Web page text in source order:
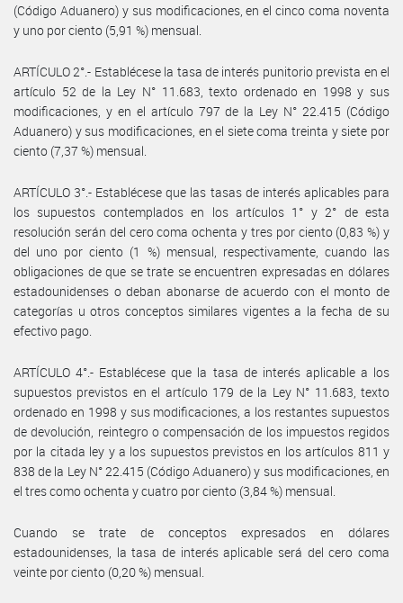
(Código Aduanero) y sus modificaciones, en el cinco coma noventa
y uno por ciento (5,91 %) mensual.
ARTÍCULO 2°.- Establécese la tasa de interés punitorio prevista en el
artículo 52 de la Ley N° 11.683, texto ordenado en 1998 y sus
modificaciones, y en el artículo 797 de la Ley N° 22.415 (Código
Aduanero) y sus modificaciones, en el siete coma treinta y siete por
ciento (7,37 %) mensual.
ARTÍCULO 3°.- Establécese que las tasas de interés aplicables para
los supuestos contemplados en los artículos 1° y 2° de esta
resolución serán del cero coma ochenta y tres por ciento (0,83 %) y
del uno por ciento (1 %) mensual, respectivamente, cuando las
obligaciones de que se trate se encuentren expresadas en dólares
estadounidenses o deban abonarse de acuerdo con el monto de
categorías u otros conceptos similares vigentes a la fecha de su
efectivo pago.
ARTÍCULO 4°.- Establécese que la tasa de interés aplicable a los
supuestos previstos en el artículo 179 de la Ley N° 11.683, texto
ordenado en 1998 y sus modificaciones, a los restantes supuestos
de devolución, reintegro o compensación de los impuestos regidos
por la citada ley y a los supuestos previstos en los artículos 811 y
838 de la Ley N° 22.415 (Código Aduanero) y sus modificaciones, en
el tres como ochenta y cuatro por ciento (3,84 %) mensual.
Cuando se trate de conceptos expresados en dólares
estadounidenses, la tasa de interés aplicable será del cero coma
veinte por ciento (0,20 %) mensual.